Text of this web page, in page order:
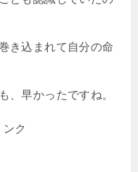
き込まれて自分の命
、早かったですね。
ク